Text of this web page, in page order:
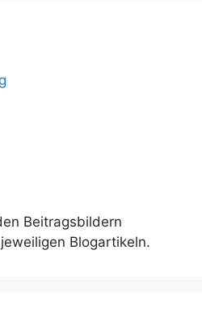
Beitragsbildern
Blogartikeln.